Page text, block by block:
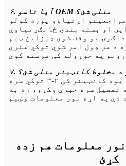
۶. آیا تاسو OEM منلی شئ؟
اړتیاوو پوره کولو
او بسته بندۍ ځانګړتیاوې
یو وقف شوی ډیزاین ټیم
د هر ډول امر شوي توکي هنري
د مخلوط کانټینر منلی شئ؟
هو، تاسو کولی شئ په یوه کانټینر کې ۲-۳ توکي سره
تفصیل سره خبرې وکړو، زه به
معلومات هم زده
کړئ